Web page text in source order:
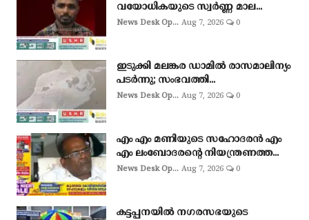
വയോധികയുടെ സ്വര്‍ണ്ണ മാല...
News Desk Op... Aug 7, 2026 0
ഇടുക്കി മലങ്കര ഡാമിൽ രാസമാലിന്യം
പടർന്നു; സംഭവത്തി...
News Desk Op... Aug 7, 2026 0
എം എം മണിയുടെ സഹോദരൻ എം
എം ലംബോദരൻ്റെ നിയന്ത്രണത്ത...
News Desk Op... Aug 7, 2026 0
കട്ടപ്പനയിൽ നഗരസഭയുടെ